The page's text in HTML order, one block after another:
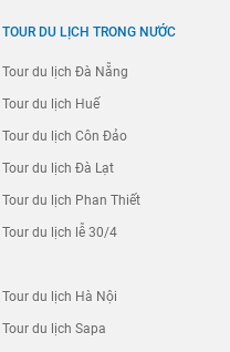
TOUR DU LỊCH TRONG NƯỚC
Tour du lịch Đà Nẵng
Tour du lịch Huế
Tour du lịch Côn Đảo
Tour du lịch Đà Lạt
Tour du lịch Phan Thiết
Tour du lịch lễ 30/4
Tour du lịch Hà Nội
Tour du lịch Sapa